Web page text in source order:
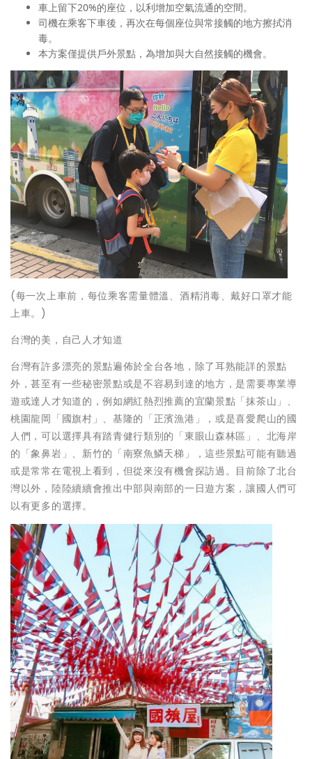
車上留下20%的座位，以利增加空氣流通的空間。
司機在乘客下車後，再次在每個座位與常接觸的地方擦拭消
毒。
本方案僅提供戶外景點，為增加與大自然接觸的機會。
(每一次上車前，每位乘客需量體溫、酒精消毒、戴好口罩才能
上車。)
台灣的美，自己人才知道
台灣有許多漂亮的景點遍佈於全台各地，除了耳熟能詳的景點
外，甚至有一些秘密景點或是不容易到達的地方，是需要專業導
遊或達人才知道的，例如網紅熱烈推薦的宜蘭景點「抹茶山」、
桃園龍岡「國旗村」、基隆的「正濱漁港」，或是喜愛爬山的國
人們，可以選擇具有踏青健行類別的「東眼山森林區」、北海岸
的「象鼻岩」、新竹的「南寮魚鱗天梯」，這些景點可能有聽過
或是常常在電視上看到，但從來沒有機會探訪過。目前除了北台
灣以外，陸陸續續會推出中部與南部的一日遊方案，讓國人們可
以有更多的選擇。